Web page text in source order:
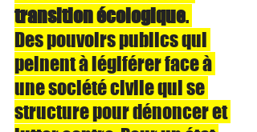
transition écologique.
Des pouvoirs publics qui
peinent à légiférer face à
une société civile qui se
structure pour dénoncer et